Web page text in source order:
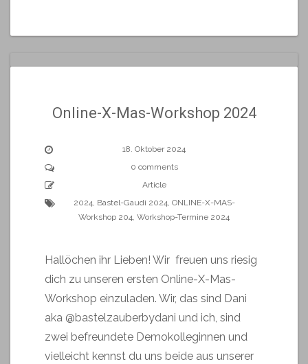
Online-X-Mas-Workshop 2024
18. Oktober 2024
0 comments
Article
2024, Bastel-Gaudi 2024, ONLINE-X-MAS-
Workshop 204, Workshop-Termine 2024
Hallöchen ihr Lieben! Wir freuen uns riesig
dich zu unseren ersten Online-X-Mas-
Workshop einzuladen. Wir, das sind Dani
aka @bastelzauberbydani und ich, sind
zwei befreundete Demokolleginnen und
vielleicht kennst du uns beide aus unserer